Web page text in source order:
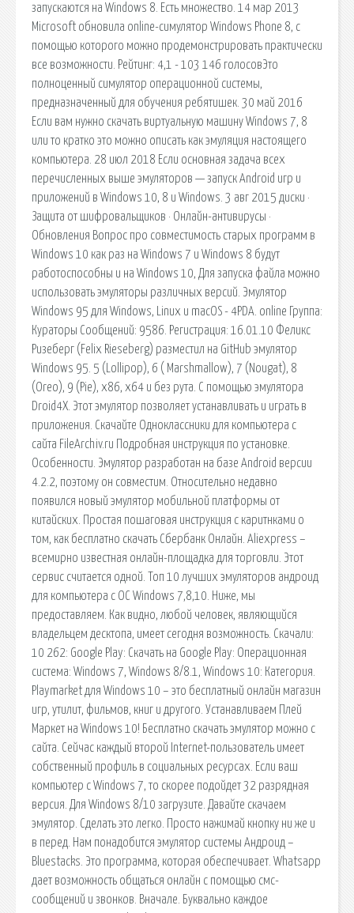
запускаются на Windows 8. Есть множество. 14 мар 2013
Microsoft обновила online-симулятор Windows Phone 8, с
помощью которого можно продемонстрировать практически
все возможности. Рейтинг: 4,1 - 103 146 голосовЭто
полноценный симулятор операционной системы,
предназначенный для обучения ребятишек. 30 май 2016
Если вам нужно скачать виртуальную машину Windows 7, 8
или то кратко это можно описать как эмуляция настоящего
компьютера. 28 июл 2018 Если основная задача всех
перечисленных выше эмуляторов — запуск Android игр и
приложений в Windows 10, 8 и Windows. 3 авг 2015 диски ·
Защита от шифровальщиков · Онлайн-антивирусы ·
Обновления Вопрос про совместимость старых программ в
Windows 10 как раз на Windows 7 и Windows 8 будут
работоспособны и на Windows 10, Для запуска файла можно
использовать эмуляторы различных версий. Эмулятор
Windows 95 для Windows, Linux и macOS - 4PDA. online Группа:
Кураторы Сообщений: 9586. Регистрация: 16.01.10 Феликс
Ризеберг (Felix Rieseberg) разместил на GitHub эмулятор
Windows 95. 5 (Lollipop), 6 ( Marshmallow), 7 (Nougat), 8
(Oreo), 9 (Pie), x86, x64 и без рута. С помощью эмулятора
Droid4X. Этот эмулятор позволяет устанавливать и играть в
приложения. Скачайте Одноклассники для компьютера с
сайта FileArchiv.ru Подробная инструкция по установке.
Особенности. Эмулятор разработан на базе Android версии
4.2.2, поэтому он совместим. Относительно недавно
появился новый эмулятор мобильной платформы от
китайских. Простая пошаговая инструкция с каритнками о
том, как бесплатно скачать Сбербанк Онлайн. Aliexpress –
всемирно известная онлайн-площадка для торговли. Этот
сервис считается одной. Топ 10 лучших эмуляторов андроид
для компьютера с ОС Windows 7,8,10. Ниже, мы
предоставляем. Как видно, любой человек, являющийся
владельцем десктопа, имеет сегодня возможность. Скачали:
10 262: Google Play: Скачать на Google Play: Операционная
система: Windows 7, Windows 8/8.1, Windows 10: Категория.
Playmarket для Windows 10 – это бесплатный онлайн магазин
игр, утилит, фильмов, книг и другого. Устанавливаем Плей
Маркет на Windows 10! Бесплатно скачать эмулятор можно с
сайта. Сейчас каждый второй Internet-пользователь имеет
собственный профиль в социальных ресурсах. Если ваш
компьютер с Windows 7, то скорее подойдет 32 разрядная
версия. Для Windows 8/10 загрузите. Давайте скачаем
эмулятор. Сделать это легко. Просто нажимай кнопку ни же и
в перед. Нам понадобится эмулятор системы Андроид –
Bluestacks. Это программа, которая обеспечивает. Whatsapp
дает возможность общаться онлайн с помощью смс-
сообщений и звонков. Вначале. Буквально каждое